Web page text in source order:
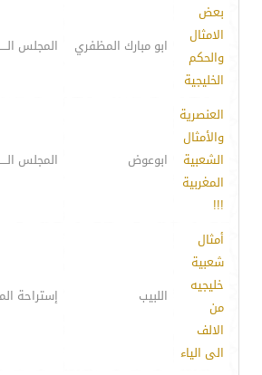
بعض
الامثال
والحكم
الخليجية
ابو مبارك المظفري المجلس
العنصرية
والأمثال
الشعبية
المغربية
!!!
ابوعوض المجلس
أمثال
شعبية
خليجيه
من
الالف
الى الياء
اللبيب إستراحة